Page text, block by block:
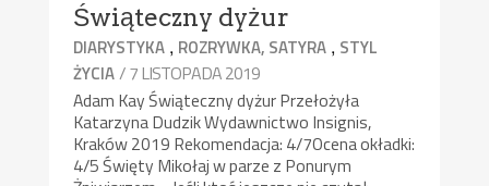
Świąteczny dyżur
DIARYSTYKA , ROZRYWKA, SATYRA , STYL
ŻYCIA/ 7 LISTOPADA 2019
Adam Kay Świąteczny dyżur Przełożyła
Katarzyna Dudzik Wydawnictwo Insignis,
Kraków 2019 Rekomendacja: 4/7Ocena okładki:
4/5 Święty Mikołaj w parze z Ponurym